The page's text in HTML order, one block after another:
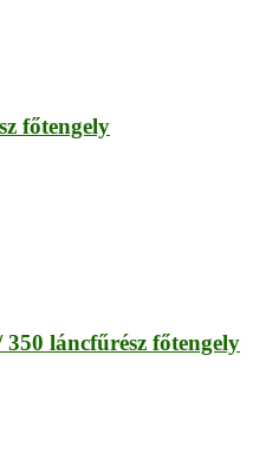
főtengely
láncfűrész főtengely